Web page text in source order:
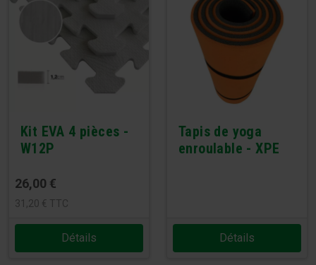
Kit EVA 4 pièces -
W12P
26,00 €
31,20 € TTC
Détails
Tapis de yoga
enroulable - XPE
Détails